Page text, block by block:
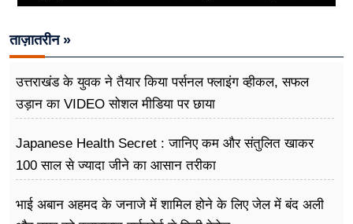
ताज़ातरीन »
उत्तराखंड के युवक ने तैयार किया पर्सनल फ्लाइंग व्हीकल, सफल
उड़ान का VIDEO सोशल मीडिया पर छाया
Japanese Health Secret : जानिए कम और संतुलित खाकर
100 साल से ज्यादा जीने का आसान तरीका
भाई अबान अहमद के जनाजे में शामिल होने के लिए जेल में बंद अली